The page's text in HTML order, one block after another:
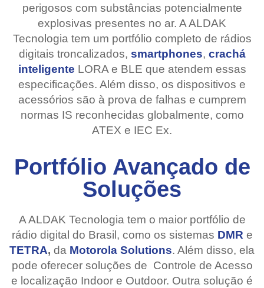
perigosos com substâncias potencialmente
explosivas presentes no ar. A ALDAK
Tecnologia tem um portfólio completo de rádios
digitais troncalizados, smartphones, crachá
inteligente LORA e BLE que atendem essas
especificações. Além disso, os dispositivos e
acessórios são à prova de falhas e cumprem
normas IS reconhecidas globalmente, como
ATEX e IEC Ex.
Portfólio Avançado de
Soluções
A ALDAK Tecnologia tem o maior portfólio de
rádio digital do Brasil, como os sistemas DMR e
TETRA, da Motorola Solutions. Além disso, ela
pode oferecer soluções de Controle de Acesso
e localização Indoor e Outdoor. Outra solução é